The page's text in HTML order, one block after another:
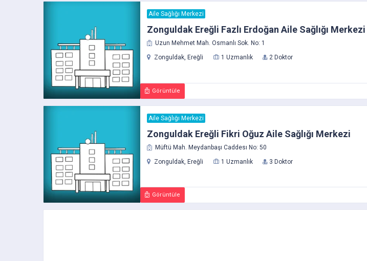
Aile Sağlığı Merkezi
Zonguldak Ereğli Fazlı Erdoğan Aile Sağlığı Merkezi
Uzun Mehmet Mah. Osmanlı Sok. No: 1
Zonguldak, Ereğli
1 Uzmanlık 2 Doktor
Görüntüle
Aile Sağlığı Merkezi
Zonguldak Ereğli Fikri Oğuz Aile Sağlığı Merkezi
Müftü Mah. Meydanbaşı Caddesı No: 50
Zonguldak, Ereğli
1 Uzmanlık 3 Doktor
Görüntüle